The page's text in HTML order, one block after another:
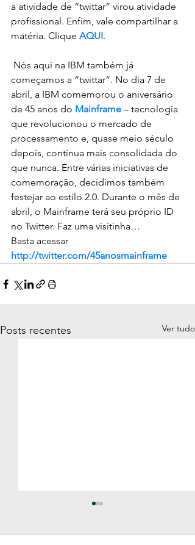
a atividade de “twittar” virou atividade
profissional. Enfim, vale compartilhar a
matéria. Clique AQUI.
começamos a “twittar”. No dia 7 de
abril, a IBM comemorou o aniversário
de 45 anos do Mainframe – tecnologia
que revolucionou o mercado de
processamento e, quase meio século
depois, continua mais consolidada do
que nunca. Entre várias iniciativas de
comemoração, decidimos também
festejar ao estilo 2.0. Durante o mês de
abril, o Mainframe terá seu próprio ID
no Twitter. Faz uma visitinha…
Basta acessar
http://twitter.com/45anosmainframe
Posts recentes Ver tudo